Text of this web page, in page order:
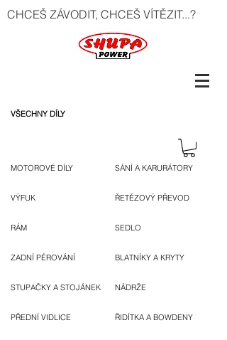
CHCEŠ ZÁVODIT, CHCEŠ VÍTĚZIT...?
VŠECHNY DÍLY
MOTOROVÉ DÍLY
VÝFUK
RÁM
ZADNÍ PÉROVÁNÍ
STUPAČKY A STOJÁNEK
PŘEDNÍ VIDLICE
SÁNÍ A KARURÁTORY
ŘETĚZOVÝ PŘEVOD
SEDLO
BLATNÍKY A KRYTY
NÁDRŽE
ŘIDÍTKA A BOWDENY